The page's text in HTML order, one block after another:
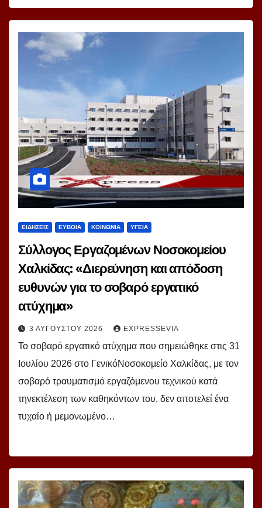
ΕΙΔΗΣΕΙΣ ΕΥΒΟΙΑ ΚΟΙΝΩΝΙΑ ΥΓΕΙΑ
Σύλλογος Εργαζομένων Νοσοκομείου
Χαλκίδας: «Διερεύνηση και απόδοση
ευθυνών για το σοβαρό εργατικό
ατύχημα»
3 ΑΥΓΟΎΣΤΟΥ 2026 EXPRESSEVIA
Το σοβαρό εργατικό ατύχημα που σημειώθηκε στις 31
Ιουλίου 2026 στο ΓενικόΝοσοκομείο Χαλκίδας, με τον
σοβαρό τραυματισμό εργαζόμενου τεχνικού κατά
τηνεκτέλεση των καθηκόντων του, δεν αποτελεί ένα
τυχαίο ή μεμονωμένο…